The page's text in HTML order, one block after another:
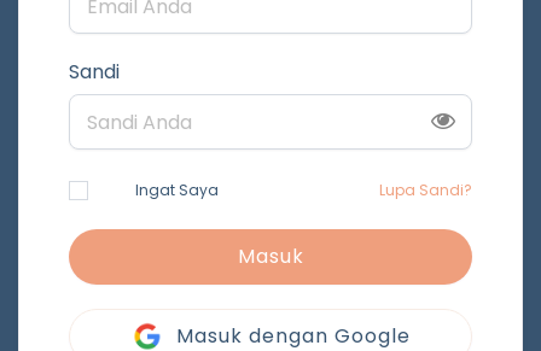
Sandi
Ingat Saya Lupa Sandi?
Masuk
Masuk dengan Google